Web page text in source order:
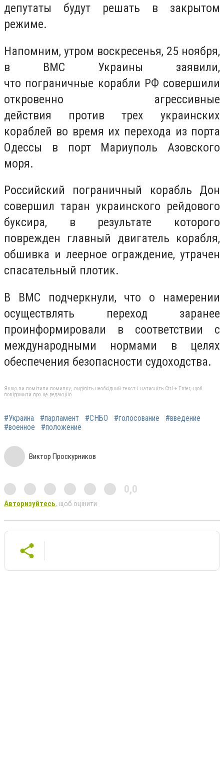
депутаты будут решать в закрытом
режиме.
Напомним, утром воскресенья, 25 ноября,
в ВМС Украины заявили,
что пограничные корабли РФ совершили
откровенно агрессивные
действия против трех украинских
кораблей во время их перехода из порта
Одессы в порт Мариуполь Азовского
моря.
Российский пограничный корабль Дон
совершил таран украинского рейдового
буксира, в результате которого
поврежден главный двигатель корабля,
обшивка и леерное ограждение, утрачен
спасательный плотик.
В ВМС подчеркнули, что о намерении
осуществлять переход заранее
проинформировали в соответствии с
международными нормами в целях
обеспечения безопасности судоходства.
Якщо ви помітили помилку, виділіть необхідний текст і натисніть Ctrl + Enter, щоб
повідомити про це редакцію
#Украина #парламент #СНБО #голосование
#введение
#военное
#положение
Виктор Проскурников
0,0
Авторизуйтесь, щоб оцінити